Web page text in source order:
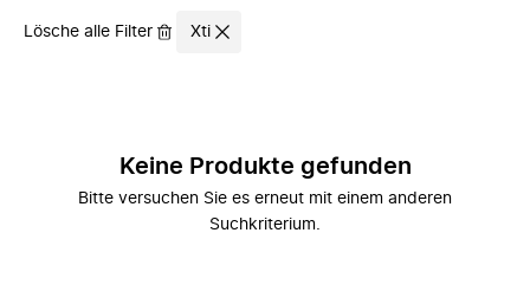
Lösche alle Filter Xti
Keine Produkte gefunden
Bitte versuchen Sie es erneut mit einem anderen
Suchkriterium.